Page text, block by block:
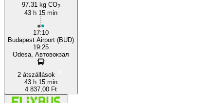
97.31 kg CO2
43 h 15 min
17:10
Budapest Airport (BUD)
19:25
Odesa, Автовокзал
2 átszállások
43 h 15 min
4 837,00 Ft